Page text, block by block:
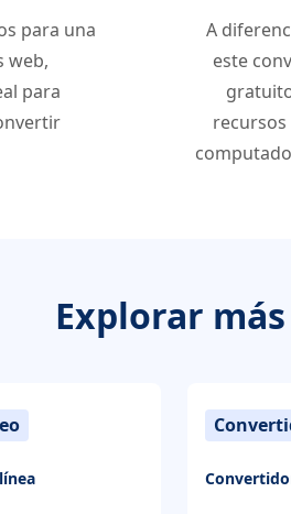
para una
web,
para
A
este
Explorar